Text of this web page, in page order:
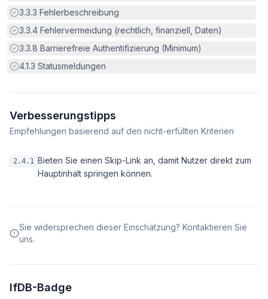
Erfüllt:
3.3.3 Fehlerbeschreibung
Erfüllt:
3.3.4 Fehlervermeidung (rechtlich, finanziell, Daten)
Erfüllt:
3.3.8 Barrierefreie Authentifizierung (Minimum)
Erfüllt:
4.1.3 Statusmeldungen
Verbesserungstipps
Empfehlungen basierend auf den nicht-erfüllten Kriterien
2.4.1 Bieten Sie einen Skip-Link an, damit Nutzer direkt zum
Hauptinhalt springen können.
Sie widersprechen dieser Einschätzung? Kontaktieren Sie
uns.
IfDB-Badge